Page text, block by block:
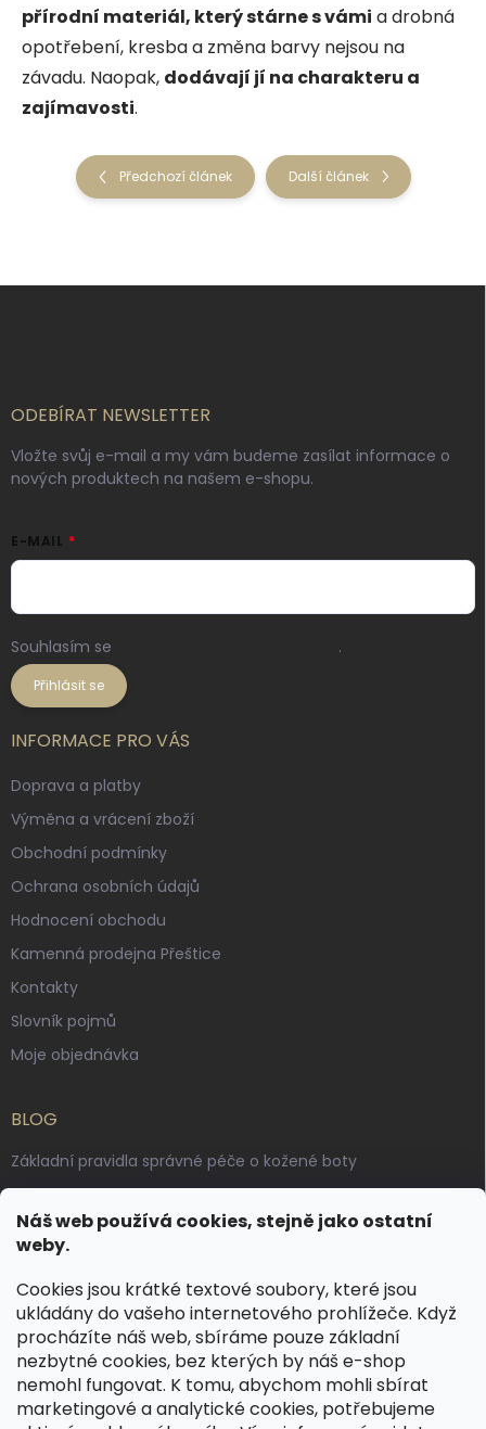
Náš web používá cookies, stejně jako ostatní
weby.
Cookies jsou krátké textové soubory, které jsou
ukládány do vašeho internetového prohlížeče. Když
procházíte náš web, sbíráme pouze základní
nezbytné cookies, bez kterých by náš e-shop
nemohl fungovat. K tomu, abychom mohli sbírat
marketingové a analytické cookies, potřebujeme
přírodní materiál, který stárne s vámi a drobná
opotřebení, kresba a změna barvy nejsou na
závadu. Naopak, dodávají jí na charakteru a
zajímavosti.
Předchozí článek Další článek
Z
ODEBÍRAT NEWSLETTER
Vložte svůj e-mail a my vám budeme zasílat informace o
nových produktech na našem e-shopu.
E-MAIL
Souhlasím se .
Přihlásit se
INFORMACE PRO VÁS
Doprava a platby
Výměna a vrácení zboží
Obchodní podmínky
Ochrana osobních údajů
Hodnocení obchodu
Kamenná prodejna Přeštice
Kontakty
Slovník pojmů
Moje objednávka
BLOG
Základní pravidla správné péče o kožené boty
Výroba českých kožených opasků: vůně pravé kůže, dotek
řemesla
KONTAKT
dotazy@spongr.cz
+420 776 663 962